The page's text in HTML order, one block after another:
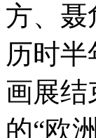
方、聂
历时
画展结
的“欧